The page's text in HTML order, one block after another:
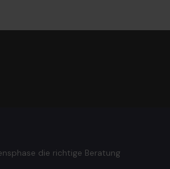
die richtige Beratung